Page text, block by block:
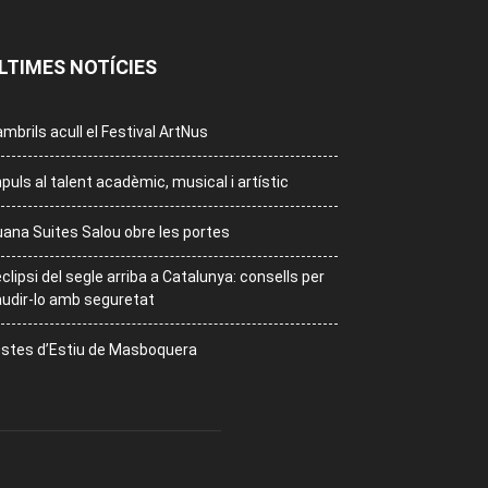
NOTÍCIES
acull el Festival ArtNus
al talent acadèmic, musical i artístic
Suites Salou obre les portes
del segle arriba a Catalunya: consells per
lo amb seguretat
d’Estiu de Masboquera